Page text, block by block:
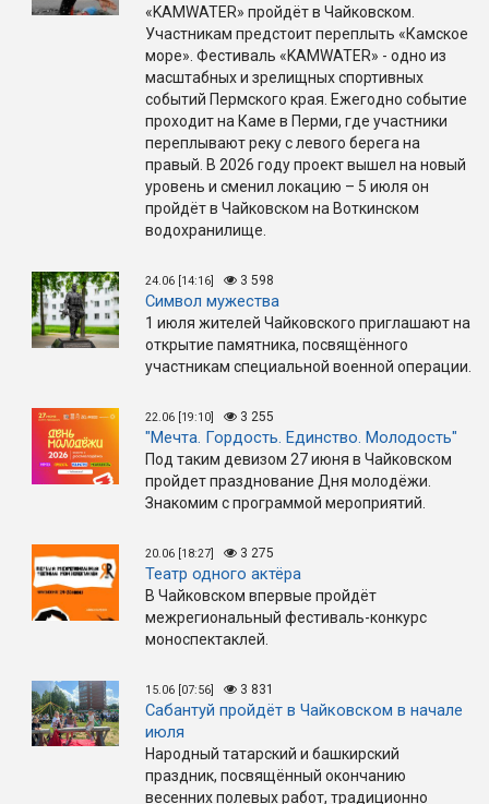
«KAMWATER» пройдёт в Чайковском.
Участникам предстоит переплыть «Камское
море». Фестиваль «KAMWATER» - одно из
масштабных и зрелищных спортивных
событий Пермского края. Ежегодно событие
проходит на Каме в Перми, где участники
переплывают реку с левого берега на
правый. В 2026 году проект вышел на новый
уровень и сменил локацию – 5 июля он
пройдёт в Чайковском на Воткинском
водохранилище.
24.06 [14:16] 3 598
Символ мужества
1 июля жителей Чайковского приглашают на
открытие памятника, посвящённого
участникам специальной военной операции.
22.06 [19:10] 3 255
"Мечта. Гордость. Единство. Молодость"
Под таким девизом 27 июня в Чайковском
пройдет празднование Дня молодёжи.
Знакомим с программой мероприятий.
20.06 [18:27] 3 275
Театр одного актёра
В Чайковском впервые пройдёт
межрегиональный фестиваль-конкурс
моноспектаклей.
15.06 [07:56] 3 831
Сабантуй пройдёт в Чайковском в начале
июля
Народный татарский и башкирский
праздник, посвящённый окончанию
весенних полевых работ, традиционно